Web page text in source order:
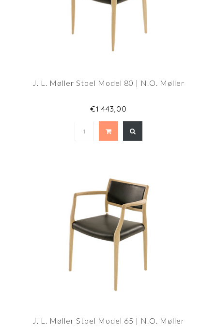
J. L. Møller Stoel Model 80 | N.O. Møller
€1.443,00
J. L. Møller Stoel Model 65 | N.O. Møller